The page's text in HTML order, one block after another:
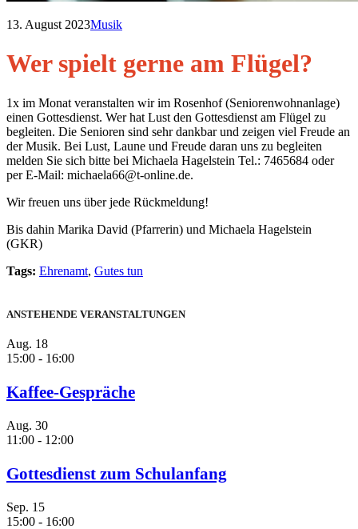
13. August 2023Musik
Wer spielt gerne am Flügel?
1x im Monat veranstalten wir im Rosenhof (Seniorenwohnanlage)
einen Gottesdienst. Wer hat Lust den Gottesdienst am Flügel zu
begleiten. Die Senioren sind sehr dankbar und zeigen viel Freude an
der Musik. Bei Lust, Laune und Freude daran uns zu begleiten
melden Sie sich bitte bei Michaela Hagelstein Tel.: 7465684 oder
per E-Mail: michaela66@t-online.de.
Wir freuen uns über jede Rückmeldung!
Bis dahin Marika David (Pfarrerin) und Michaela Hagelstein
(GKR)
Tags: Ehrenamt, Gutes tun
ANSTEHENDE VERANSTALTUNGEN
Aug. 18
15:00 - 16:00
Kaffee-Gespräche
Aug. 30
11:00 - 12:00
Gottesdienst zum Schulanfang
Sep. 15
15:00 - 16:00